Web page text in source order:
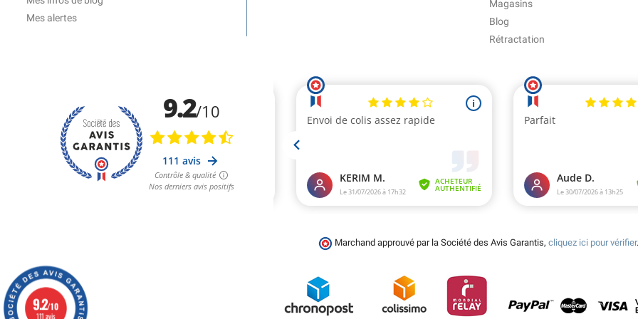
Mes alertes
Magasins
Blog
Rétractation
Marchand approuvé par la Société des Avis Garantis, cliquez ici pour vérifier.
9.2/10
111 avis